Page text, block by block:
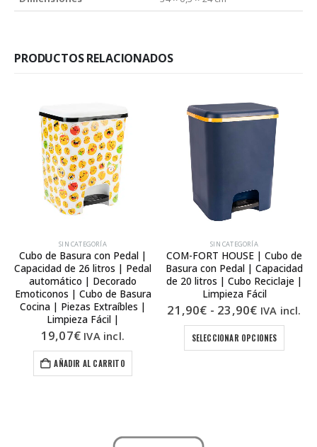
PRODUCTOS RELACIONADOS
SIN CATEGORÍA
Cubo de Basura con Pedal |
Capacidad de 26 litros | Pedal
automático | Decorado
Emoticonos | Cubo de Basura
Cocina | Piezas Extraíbles |
Limpieza Fácil |
19,07€ IVA incl.
AÑADIR AL CARRITO
SIN CATEGORÍA
COM-FORT HOUSE | Cubo de
Basura con Pedal | Capacidad
de 20 litros | Cubo Reciclaje |
Limpieza Fácil
21,90€ - 23,90€Rango
precios:
desde
21,90€
IVA incl.
SELECCIONAR OPCIONES
Este producto tiene múltiples variantes. Las opciones se pueden elegir en